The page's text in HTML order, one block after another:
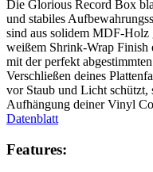
Die Glorious Record Box
und stabiles
sind aus solidem MDF-Holz
weißem Shrink-Wrap
mit der perfekt
Verschließen deines
vor Staub und Licht schützt,
Aufhängung deiner Vinyl
Datenblatt
Features: